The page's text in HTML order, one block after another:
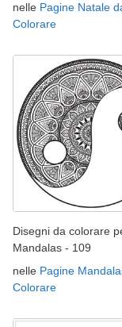
nelle Pagine Natale
Colorare
Disegni da colorare
Mandalas - 109
nelle Pagine
Colorare